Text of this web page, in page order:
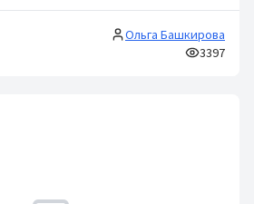
Ольга Башкирова
3397